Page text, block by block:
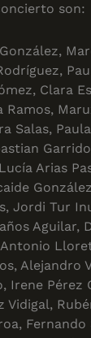
son:
Clara
Salas,
Arias
Jordi Tur
Aguilar,
Alejandro
Irene Pérez
Fernando